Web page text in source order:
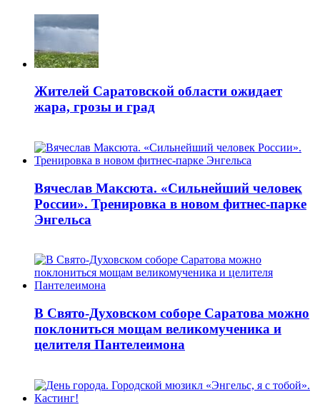
Жителей Саратовской области ожидает
жара, грозы и град
Вячеслав Максюта. «Сильнейший человек
России». Тренировка в новом фитнес-парке
Энгельса
В Свято-Духовском соборе Саратова можно
поклониться мощам великомученика и
целителя Пантелеимона